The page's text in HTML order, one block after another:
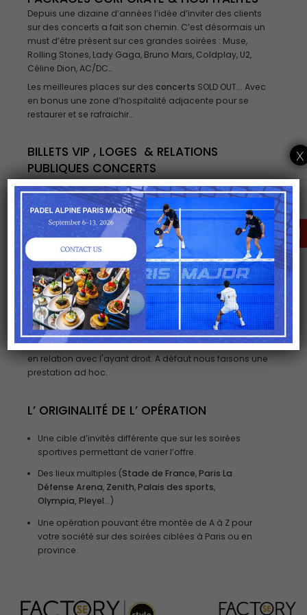
CLICK HERE FOR A
TAILORED OFFER
Depuis une dizaine d’années l’idée d’inviter des clients
sur des concerts a fait son chemin. C’est désormais un
must d’être présent sur ces grandes soirées : Muse,
Rolling Stones, Lady Gaga, Bruno Mars, Coldplay, U2,
Céline Dion, AC/DC…
Les meilleures places sur des concerts SOLD OUT…. Avec
en bonus une zone d’hospitalité adjacente pour se
restaurer et se rafraichir…
BILLETS VIP , LOGES & RELATIONS
PUBLIQUES CONCERTS
Soirée type Concerts:
Parking
Lounge VIP haut de gamme, cocktail dinatoire de
qualité
Open bar champagne
Cadeau souvenir
Places/Billetsde catégorie 1 ou premium ou « loge »
selon disponibilité et selon l'ayant-droit*
*si c’est proposé par l’organisateur nous vous mettons
en relation avec l'ayant droit. A défaut nous faisons une
prestation ad hoc.
L’ ORIGINALITÉ DE L’ OPÉRATION
Une cible d’invités différente que sur les soirées
sportives permettant de varier l’offre.
Des lieux multiples (Stade de France,Paris La
Défense Arena, Zenith,Palais des sports,
Olympia, Pleyel...)
Une opération pouvant être montée de A à Z pour
votre société sur des soirées ciblées à Paris ou en
province.
x